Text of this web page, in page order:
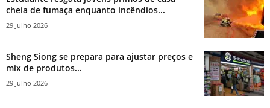
cheia de fumaça enquanto incêndios...
29 Julho 2026
Sheng Siong se prepara para ajustar preços e
mix de produtos...
29 Julho 2026